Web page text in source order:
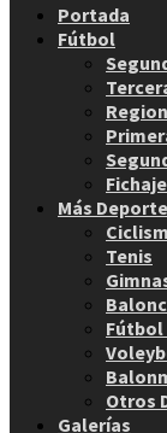
Portada
Fútbol
Más
Tenis
Fútbol
Otros
Galerías